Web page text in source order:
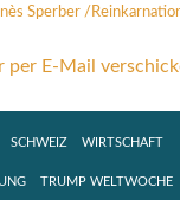
Sper­ber /
per E-Mail
SCHWEIZ WIRTSCHAFT
TRUMP WELTWOCHE